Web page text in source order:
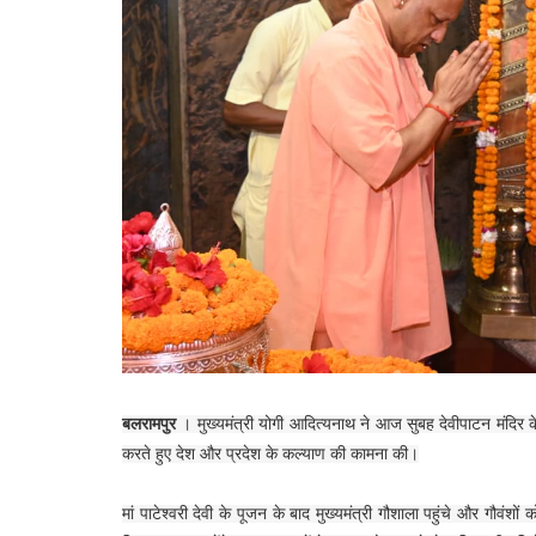
बलरामपुर । मुख्यमंत्री योगी आदित्यनाथ ने आज सुबह देवीपाटन मंदिर
करते हुए देश और प्रदेश के कल्याण की कामना की।
मां पाटेश्वरी देवी के पूजन के बाद मुख्यमंत्री गौशाला पहुंचे और गौवंशों